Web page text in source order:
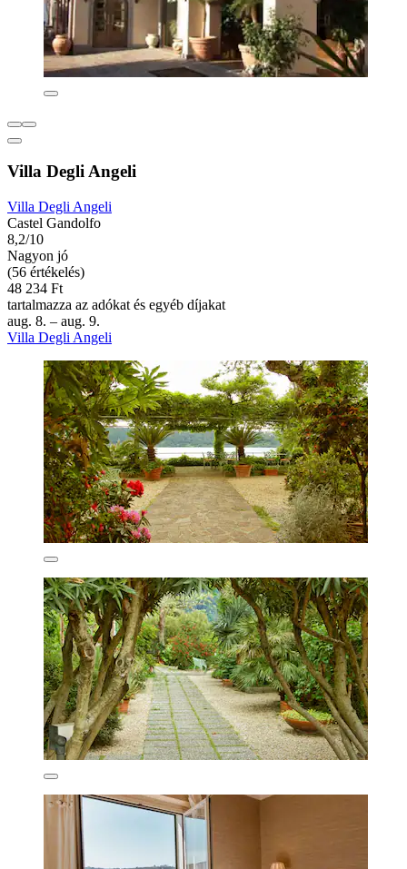
Villa Degli Angeli
Villa Degli Angeli
Castel Gandolfo
8,2/10
Nagyon jó
(56 értékelés)
48 234 Ft
tartalmazza az adókat és egyéb díjakat
aug. 8. – aug. 9.
Villa Degli Angeli